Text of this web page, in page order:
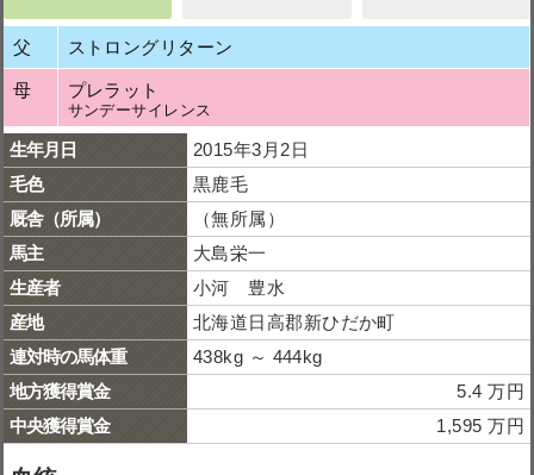
父 ストロングリターン
母 プレラット
サンデーサイレンス
生年月日
2015年3月2日
毛色
黒鹿毛
厩舎（所属）
（無所属）
馬主
大島栄一
生産者
小河 豊水
産地
北海道日高郡新ひだか町
連対時の馬体重
438kg ～ 444kg
地方獲得賞金
5.4 万円
中央獲得賞金
1,595 万円